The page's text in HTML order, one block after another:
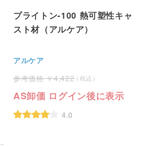
プライトン‐100 熱可塑性キャ
スト材（アルケア）
アルケア
4,422
AS卸価 ログイン後に表示
4.0